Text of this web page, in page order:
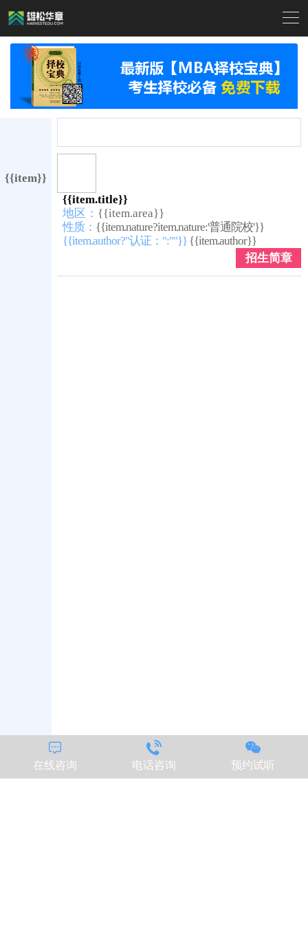

{{item}}
{{item.title}}
地区： {{item.area}}
性质： {{item.nature?item.nature:'普通院校'}}
{{item.author?"认证：":""}} {{item.author}}
招生简章

在线咨询

电话咨询

预约试听